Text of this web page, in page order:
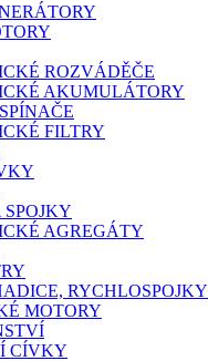
ROZVÁDĚČE
AKUMULÁTORY
FILTRY
AGREGÁTY
RYCHLOSPOJKY
MOTORY
CÍVKY